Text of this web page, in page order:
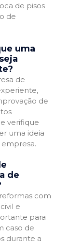
de pisos
de
uma
de
de
verifique
uma ideia
de
com
e
para
caso de
durante a